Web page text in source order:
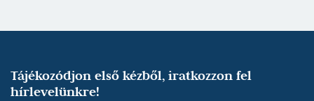
Tájékozódjon első kézből, iratkozzon fel
hírlevelünkre!